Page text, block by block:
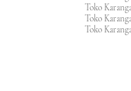
Toko
Toko
Toko